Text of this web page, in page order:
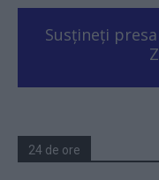
Susțineți
24 de ore